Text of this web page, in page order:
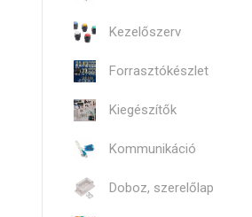
Kezelőszerv
Forrasztókészlet
Kiegészítők
Kommunikáció
Doboz, szerelőlap